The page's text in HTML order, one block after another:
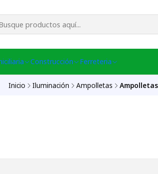
Construcción Ferreteria
Inicio Iluminación Ampolletas